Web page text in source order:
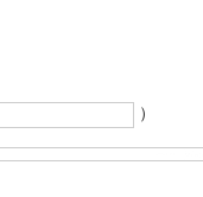
）